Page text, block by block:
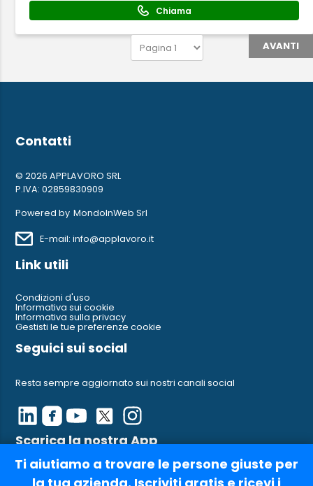
Chiama
AVANTI
Ti aiutiamo a trovare le persone giuste per
Contatti
© 2026 APPLAVORO SRL
P.IVA: 02859830909
Powered by MondoInWeb Srl
E-mail: info@applavoro.it
Link utili
Condizioni d'uso
Informativa sui cookie
Informativa sulla privacy
Gestisti le tue preferenze cookie
Seguici sui social
Resta sempre aggiornato sui nostri canali social
Scarica la nostra App
Ci trovi anche su AppleStore e su Google Play